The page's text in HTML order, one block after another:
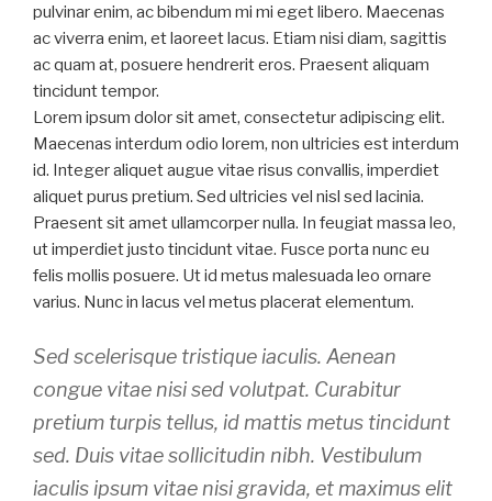
pulvinar enim, ac bibendum mi mi eget libero. Maecenas
ac viverra enim, et laoreet lacus. Etiam nisi diam, sagittis
ac quam at, posuere hendrerit eros. Praesent aliquam
tincidunt tempor.
Lorem ipsum dolor sit amet, consectetur adipiscing elit.
Maecenas interdum odio lorem, non ultricies est interdum
id. Integer aliquet augue vitae risus convallis, imperdiet
aliquet purus pretium. Sed ultricies vel nisl sed lacinia.
Praesent sit amet ullamcorper nulla. In feugiat massa leo,
ut imperdiet justo tincidunt vitae. Fusce porta nunc eu
felis mollis posuere. Ut id metus malesuada leo ornare
varius. Nunc in lacus vel metus placerat elementum.
Sed scelerisque tristique iaculis. Aenean
congue vitae nisi sed volutpat. Curabitur
pretium turpis tellus, id mattis metus tincidunt
sed. Duis vitae sollicitudin nibh. Vestibulum
iaculis ipsum vitae nisi gravida, et maximus elit